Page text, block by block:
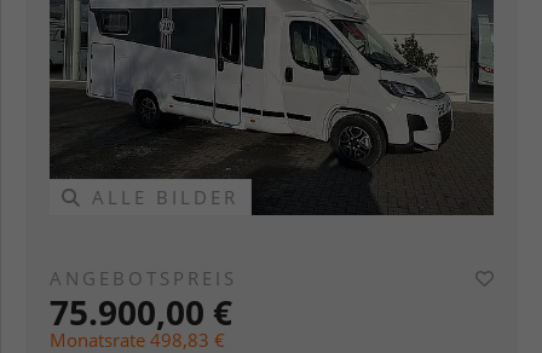
ALLE BILDER
ANGEBOTSPREIS
75.900,00 €
Monatsrate 498,83 €